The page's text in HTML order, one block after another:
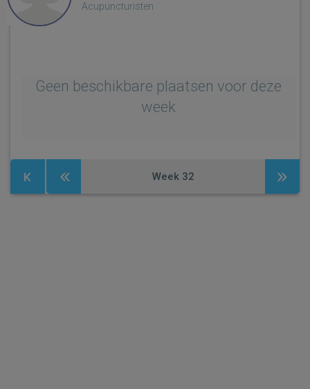
Acupuncturisten
Geen beschikbare plaatsen voor deze
week
Week 32